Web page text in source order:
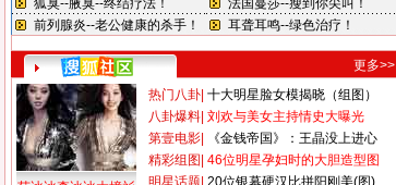
更多>>
热门八卦 十大明星脸女模揭晓（组图）
八卦爆料 刘欢与美女主持情史大曝光
第壹电影
《金钱帝国》：王晶没上进心
精彩组图 46位明星孕妇时的大胆造型图
明星话题 20位银幕硬汉比拼阳刚美(图)